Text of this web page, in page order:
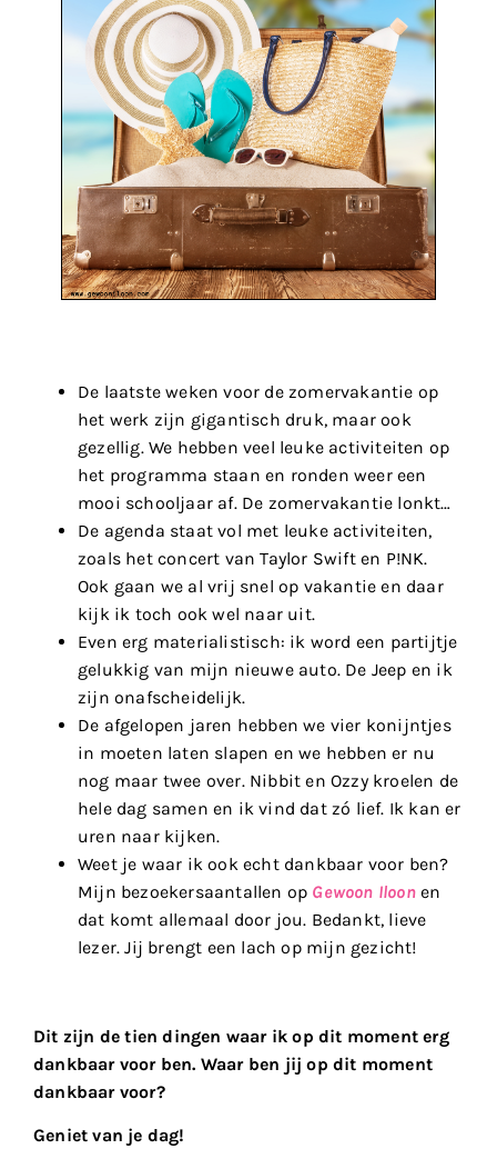
De laatste weken voor de zomervakantie op
het werk zijn gigantisch druk, maar ook
gezellig. We hebben veel leuke activiteiten op
het programma staan en ronden weer een
mooi schooljaar af. De zomervakantie lonkt…
De agenda staat vol met leuke activiteiten,
zoals het concert van Taylor Swift en P!NK.
Ook gaan we al vrij snel op vakantie en daar
kijk ik toch ook wel naar uit.
Even erg materialistisch: ik word een partijtje
gelukkig van mijn nieuwe auto. De Jeep en ik
zijn onafscheidelijk.
De afgelopen jaren hebben we vier konijntjes
in moeten laten slapen en we hebben er nu
nog maar twee over. Nibbit en Ozzy kroelen de
hele dag samen en ik vind dat zó lief. Ik kan er
uren naar kijken.
Weet je waar ik ook echt dankbaar voor ben?
Mijn bezoekersaantallen op Gewoon Iloonen
dat komt allemaal door jou. Bedankt, lieve
lezer. Jij brengt een lach op mijn gezicht!
Dit zijn de tien dingen waar ik op dit moment erg
dankbaar voor ben. Waar ben jij op dit moment
dankbaar voor?
Geniet van je dag!